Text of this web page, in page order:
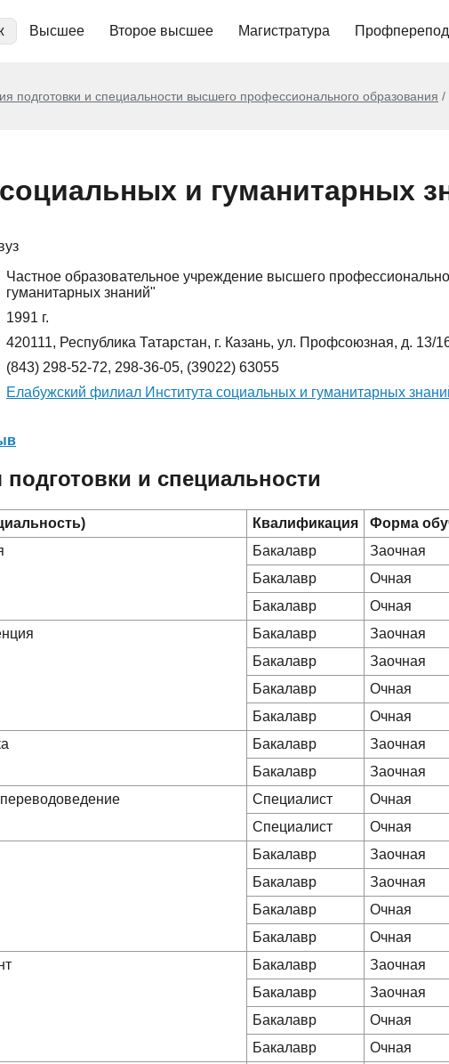
Высшее Второе высшее Магистратура
подготовки и специальности высшего профессионального образования
и гуманитарных
Частное образовательное учреждение высшего
гуманитарных знаний"
1991 г.
420111, Республика Татарстан, г. Казань, ул. Профсоюзная, д. 13/
(843) 298-52-72, 298-36-05, (39022) 63055
Елабужский филиал Института социальных и гуманитарных
и специальности
Квалификация
Форма
Бакалавр
Заочная
Бакалавр
Очная
Бакалавр
Очная
Бакалавр
Заочная
Бакалавр
Заочная
Бакалавр
Очная
Бакалавр
Очная
Бакалавр
Заочная
Бакалавр
Заочная
Специалист
Очная
Специалист
Очная
Бакалавр
Заочная
Бакалавр
Заочная
Бакалавр
Очная
Бакалавр
Очная
Бакалавр
Заочная
Бакалавр
Заочная
Бакалавр
Очная
Бакалавр
Очная